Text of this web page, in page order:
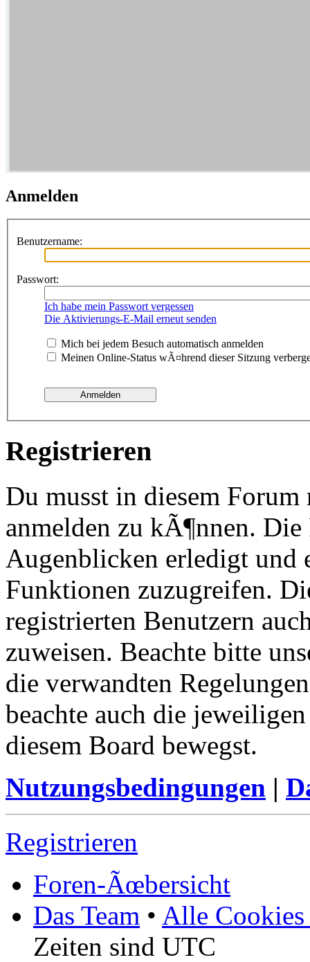
Anmelden
Benutzername:
Passwort:
Ich habe mein Passwort vergessen
Die Aktivierungs-E-Mail erneut senden
Mich bei jedem Besuch automatisch anmelden
Meinen Online-Status wÃ¤hrend dieser Sitzung
Registrieren
Du musst in diesem
anmelden zu kÃ¶nnen.
Augenblicken erledigt und
Funktionen zuzugreifen.
registrierten Benutzern
zuweisen. Beachte bitte
die verwandten
beachte auch die
diesem Board bewegst.
Nutzungsbedingungen |
Registrieren
Foren-Ãœbersicht
Das Team • Alle Cookies
Zeiten sind UTC